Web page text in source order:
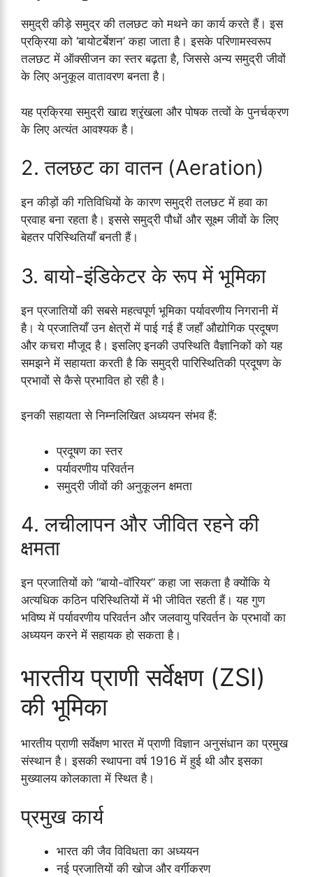
समुद्री कीड़े समुद्र की तलछट को मथने का कार्य करते हैं। इस
प्रक्रिया को ‘बायोटर्बेशन’ कहा जाता है। इसके परिणामस्वरूप
तलछट में ऑक्सीजन का स्तर बढ़ता है, जिससे अन्य समुद्री जीवों
के लिए अनुकूल वातावरण बनता है।
यह प्रक्रिया समुद्री खाद्य श्रृंखला और पोषक तत्वों के पुनर्चक्रण
के लिए अत्यंत आवश्यक है।
2. तलछट का वातन (Aeration)
इन कीड़ों की गतिविधियों के कारण समुद्री तलछट में हवा का
प्रवाह बना रहता है। इससे समुद्री पौधों और सूक्ष्म जीवों के लिए
बेहतर परिस्थितियाँ बनती हैं।
3. बायो-इंडिकेटर के रूप में भूमिका
इन प्रजातियों की सबसे महत्वपूर्ण भूमिका पर्यावरणीय निगरानी में
है। ये प्रजातियाँ उन क्षेत्रों में पाई गई हैं जहाँ औद्योगिक प्रदूषण
और कचरा मौजूद है। इसलिए इनकी उपस्थिति वैज्ञानिकों को यह
समझने में सहायता करती है कि समुद्री पारिस्थितिकी प्रदूषण के
प्रभावों से कैसे प्रभावित हो रही है।
इनकी सहायता से निम्नलिखित अध्ययन संभव हैं:
प्रदूषण का स्तर
पर्यावरणीय परिवर्तन
समुद्री जीवों की अनुकूलन क्षमता
4. लचीलापन और जीवित रहने की
क्षमता
इन प्रजातियों को “बायो-वॉरियर” कहा जा सकता है क्योंकि ये
अत्यधिक कठिन परिस्थितियों में भी जीवित रहती हैं। यह गुण
भविष्य में पर्यावरणीय परिवर्तन और जलवायु परिवर्तन के प्रभावों का
अध्ययन करने में सहायक हो सकता है।
भारतीय प्राणी सर्वेक्षण (ZSI)
की भूमिका
भारतीय प्राणी सर्वेक्षण भारत में प्राणी विज्ञान अनुसंधान का प्रमुख
संस्थान है। इसकी स्थापना वर्ष 1916 में हुई थी और इसका
मुख्यालय कोलकाता में स्थित है।
प्रमुख कार्य
भारत की जैव विविधता का अध्ययन
नई प्रजातियों की खोज और वर्गीकरण